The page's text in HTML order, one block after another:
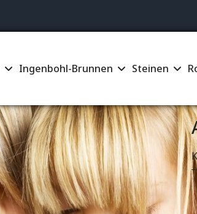
Ingenbohl-Brunnen Steinen